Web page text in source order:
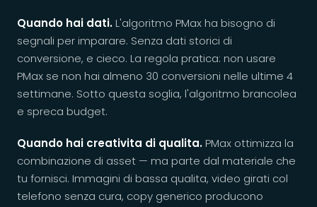
Quando hai dati. L'algoritmo PMax ha bisogno di
segnali per imparare. Senza dati storici di
conversione, e cieco. La regola pratica: non usare
PMax se non hai almeno 30 conversioni nelle ultime 4
settimane. Sotto questa soglia, l'algoritmo brancolea
e spreca budget.
Quando hai creativita di qualita. PMax ottimizza la
combinazione di asset — ma parte dal materiale che
tu fornisci. Immagini di bassa qualita, video girati col
telefono senza cura, copy generico producono